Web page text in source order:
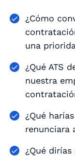
¿Cómo
una
¿Qué ATS
nuestra
¿Qué
renunciara
¿Qué